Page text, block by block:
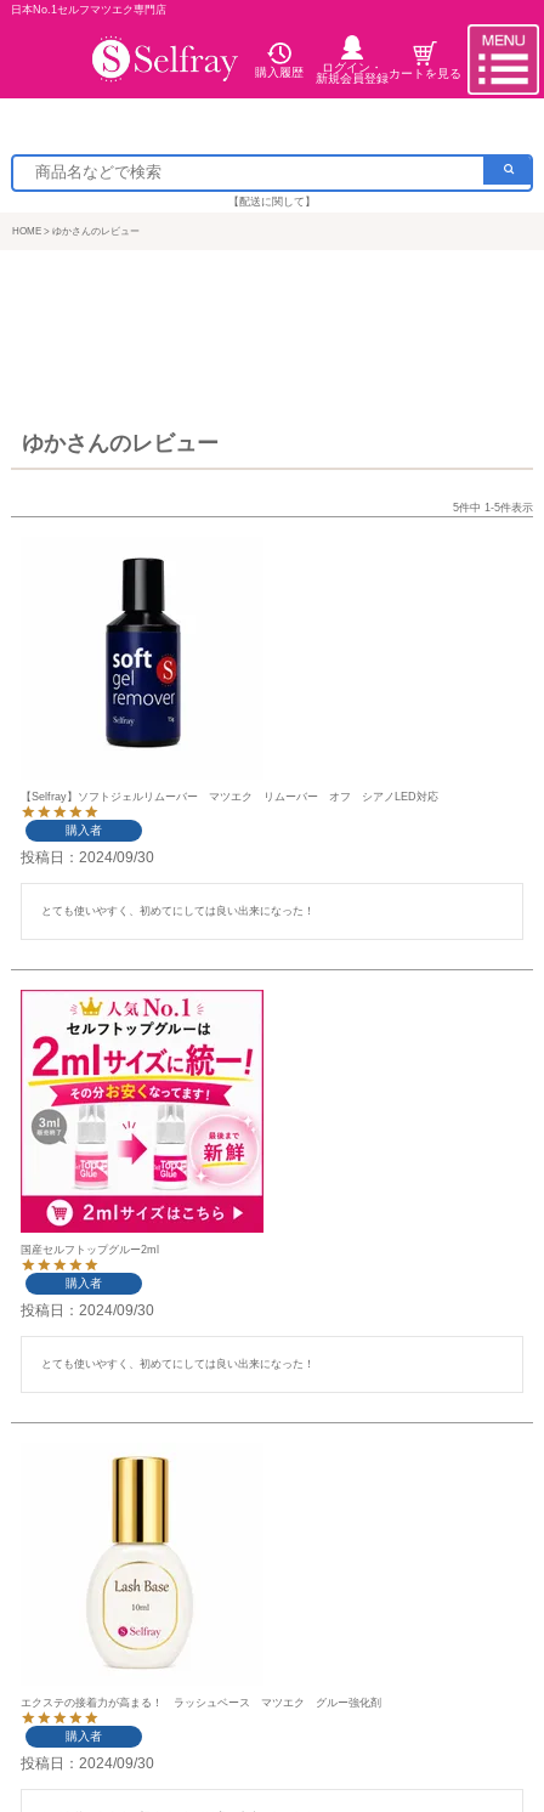
日本No.1セルフマツエク専門店
購入履歴
ログイン・
新規会員登録カートを見る
【配送に関して】
HOME ゆかさんのレビュー
ゆかさんのレビュー
5件中 1-5件表示
【Selfray】ソフトジェルリムーバー マツエク リムーバー オフ シアノLED対応
購入者
投稿日 2024/09/30
とても使いやすく、初めてにしては良い出来になった！
国産セルフトップグルー2ml
購入者
投稿日 2024/09/30
とても使いやすく、初めてにしては良い出来になった！
エクステの接着力が高まる！ ラッシュベース マツエク グルー強化剤
購入者
投稿日 2024/09/30